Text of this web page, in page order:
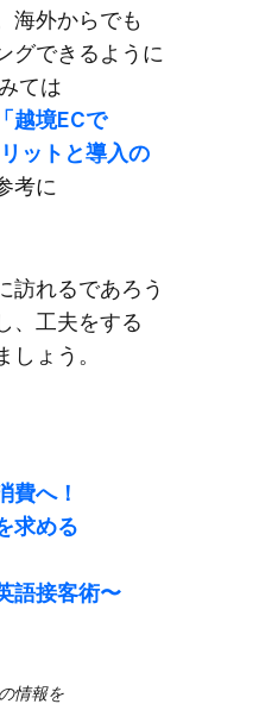
海外から​でも​
グできるように​
ては​
​「越境ECで​
ットと​導入の​
考に​
訪れるであろう​
、​工夫を​する​
しょう。
費へ！​
求める​
語接客術〜
情報を​